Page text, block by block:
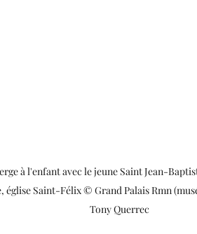
à l'enfant avec le jeune Saint Jean-
Saint-Félix © Grand Palais Rmn
Tony Querrec